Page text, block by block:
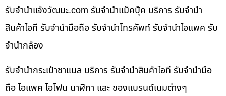
รับจํานําแจ้งวัฒนะ.com รับจำนำแม็คบุ๊ค บริการ รับจำนำ
สินค้าไอที รับจำนำมือถือ รับจำนำโทรศัพท์ รับจำนำไอแพค รับ
จำนำกล้อง
รับจำนำกระเป๋าชาแนล บริการ รับจำนำสินค้าไอที รับจำนำมือ
ถือ ไอแพค ไอโฟน นาฬิกา และ ของแบรนด์เนมต่างๆ